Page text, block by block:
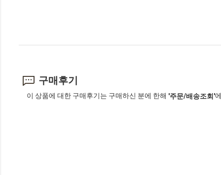
구매후기
이 상품에 대한 구매후기는 구매하신 분에 한해 '주문/배송조회'